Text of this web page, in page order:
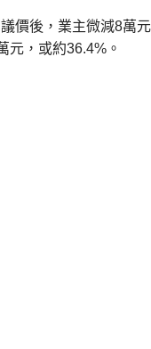
價後，業主微減8萬
元，或約36.4%。